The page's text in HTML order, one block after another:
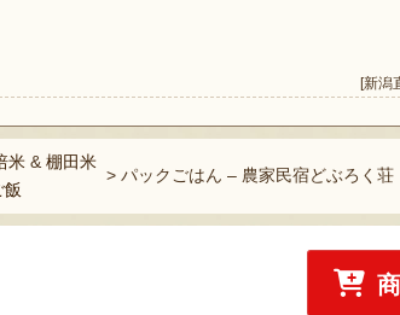
[新潟
米 & 棚田米
飯
> パックごはん – 農家民宿どぶろく荘